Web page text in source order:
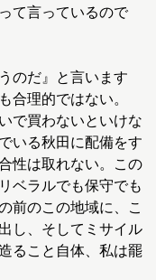
て言っているので
のだ』と言います
合理的ではない。
で買わないといけな
いる秋田に配備をす
性は取れない。この
ベラルでも保守でも
前のこの地域に、こ
し、そしてミサイル
ること自体、私は罷